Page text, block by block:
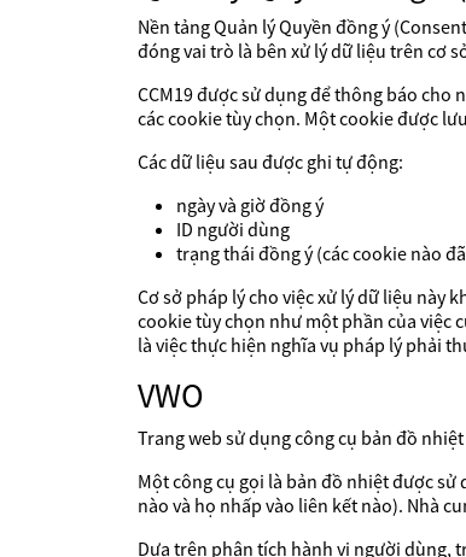
Nền tảng Quản lý Quyền đồng ý
đóng vai trò là bên xử lý dữ liệu trên cơ
CCM19 được sử dụng để thông báo cho
các cookie tùy chọn. Một cookie được
Các dữ liệu sau được ghi tự động:
ngày và giờ đồng ý
ID người dùng
trạng thái đồng ý (các cookie nào
Cơ sở pháp lý cho việc xử lý dữ liệu này
cookie tùy chọn như một phần của việc
là việc thực hiện nghĩa vụ pháp lý phải
VWO
Trang web sử dụng công cụ bản đồ
Một công cụ gọi là bản đồ nhiệt được
nào và họ nhấp vào liên kết nào). Nhà
Dựa trên phân tích hành vi người dùng,